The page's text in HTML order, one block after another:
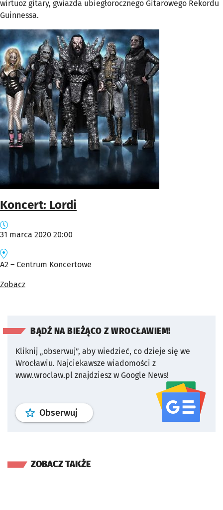
wirtuoz gitary, gwiazda ubiegłorocznego Gitarowego Rekordu
Guinnessa.
Koncert: Lordi
31 marca 2020 20:00
A2 – Centrum Koncertowe
Zobacz
BĄDŹ NA BIEŻĄCO Z WROCŁAWIEM!
Kliknij „obserwuj”, aby wiedzieć, co dzieje się we
Wrocławiu. Najciekawsze wiadomości z
www.wroclaw.pl znajdziesz w Google News!
Obserwuj profil serwisu
ZOBACZ TAKŻE